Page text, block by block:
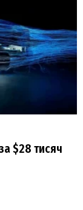
$28 тисяч